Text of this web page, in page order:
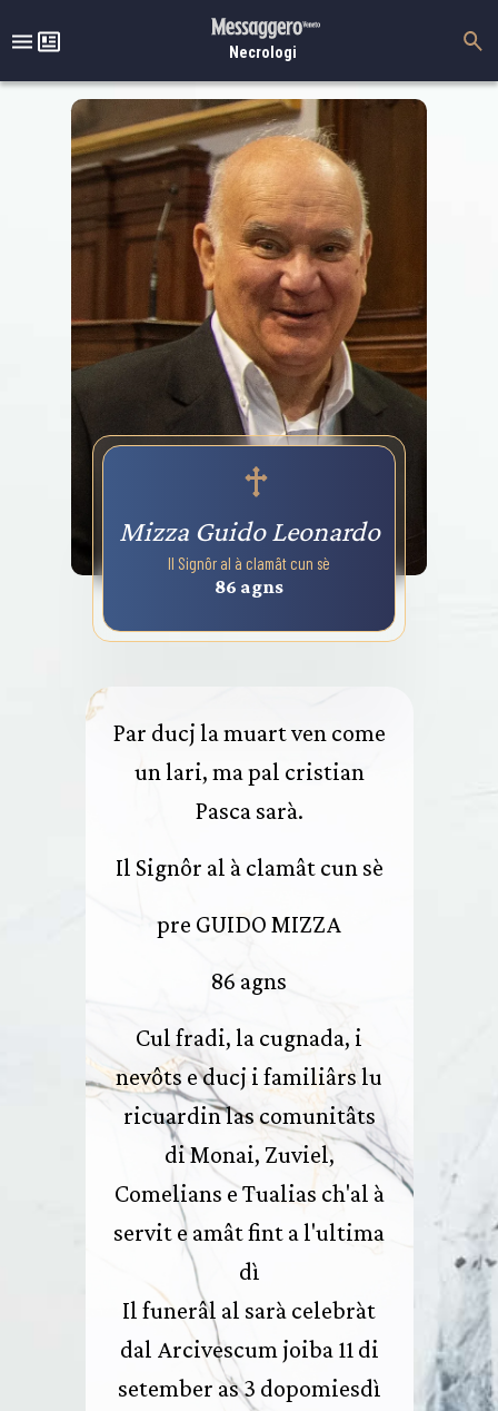
Necrologi
Mizza Guido Leonardo
Il Signôr al à clamât cun sè
86 agns
Par ducj la muart ven come
un lari, ma pal cristian
Pasca sarà.
Il Signôr al à clamât cun sè
pre GUIDO MIZZA
86 agns
Cul fradi, la cugnada, i
nevôts e ducj i familiârs lu
ricuardin las comunitâts
di Monai, Zuviel,
Comelians e Tualias ch'al à
servit e amât fint a l'ultima
dì
Il funerâl al sarà celebràt
dal Arcivescum joiba 11 di
setember as 3 dopomiesdì